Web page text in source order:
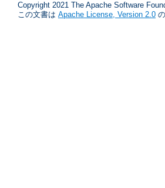
Copyright 2021 The Apache Software
この文書は Apache License, Version 2.0